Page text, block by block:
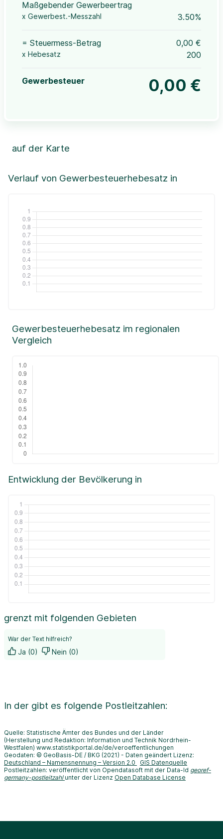
Maßgebender Gewerbeertrag
x Gewerbest.-Messzahl 3.50%
= Steuermess-Betrag 0,00 €
x Hebesatz 200
Gewerbesteuer 0,00 €
Verlauf von Gewerbesteuerhebesatz in
auf der Karte
+
Leaflet|©OpenStreetMap, ©CartoDB,
Entwicklung der Bevölkerung in
Gewerbesteuerhebesatz im regionalen
Vergleich
grenzt mit folgenden Gebieten
War der Text hilfreich?
Ja (0) Nein (0)
In der gibt es folgende Postleitzahlen:
Quelle: Statistische Ämter des Bundes und der Länder
(Herstellung und Redaktion: Information und Technik Nordrhein-
Westfalen) www.statistikportal.de/de/veroeffentlichungen
Geodaten: © GeoBasis-DE / BKG (2021) - Daten geändert Lizenz:
Deutschland – Namensnennung – Version 2.0
GIS Datenquelle
Postleitzahlen: veröffentlicht von Opendatasoft mit der Data-Id georef-
germany-postleitzahl unter der Lizenz Open Database License